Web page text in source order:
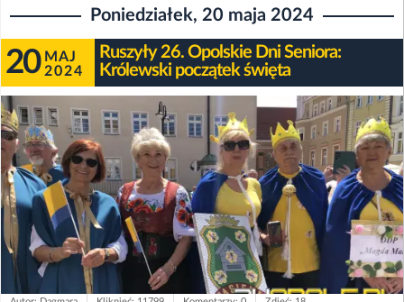
Poniedziałek, 20 maja 2024
20 MAJ
2024
Ruszyły 26. Opolskie Dni Seniora:
Królewski początek święta